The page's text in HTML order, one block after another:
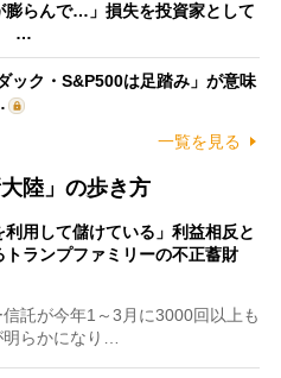
膨らんで…」損失を投資家として
…
ック・S&P500は足踏み」が意味
一覧を見る
陸」の歩き方
利用して儲けている」利益相反と
トランプファミリーの不正蓄財
託が今年1～3月に3000回以上も
明らかになり…